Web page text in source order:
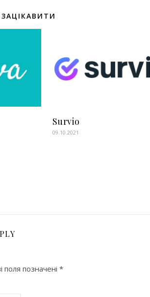
Survio
09.10.2021
поля позначені *